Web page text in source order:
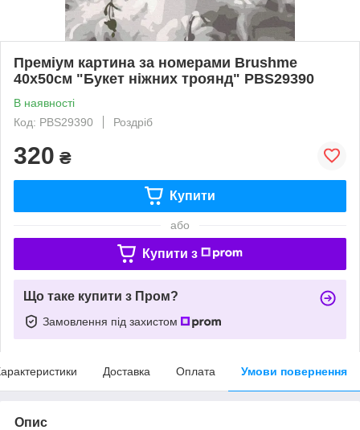
Преміум картина за номерами Brushme
40x50см "Букет ніжних троянд" PBS29390
В наявності
Код: PBS29390
Роздріб
320 ₴
Купити
або
Купити з
Що таке купити з Пром?
Замовлення під захистом
Доставка Оплата Умови повернення
Опис